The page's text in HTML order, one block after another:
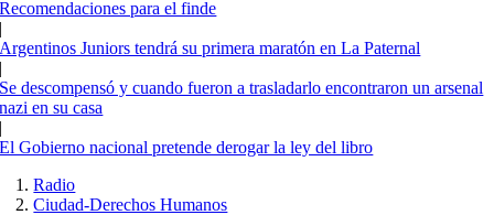
Recomendaciones para el finde
|
Argentinos Juniors tendrá su primera maratón en La Paternal
|
Se descompensó y cuando fueron a trasladarlo encontraron un arsenal
nazi en su casa
|
El Gobierno nacional pretende derogar la ley del libro
Radio
Ciudad-Derechos Humanos